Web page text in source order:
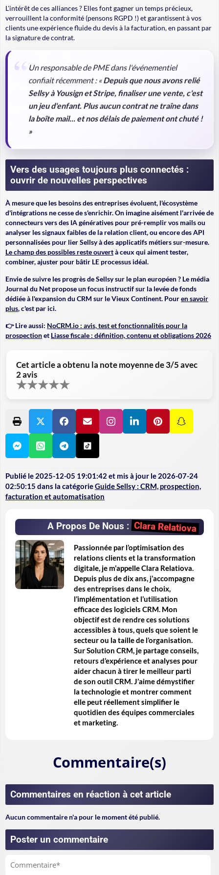
L'intérêt de ces alliances ? Elles font gagner un temps précieux,
verrouillent la conformité (pensons RGPD !) et garantissent à vos
clients une expérience fluide du devis à la facturation, en passant par
la signature de contrat.
Un responsable de PME dans l'événementiel
confiait récemment : «Depuis que nous avons relié
Sellsy à Yousign et Stripe, finaliser une vente, c'est
un jeu d'enfant. Plus aucun contrat ne traîne dans
la boîte mail... et nos délais de paiement ont chuté !
»
Vers des usages toujours plus connectés :
ouvrir de nouvelles perspectives
À mesure que les besoins des entreprises évoluent, l'écosystème
d'intégrations ne cesse de s'enrichir. On imagine aisément l'arrivée de
connecteurs vers des IA génératives pour pré-remplir vos mails ou
analyser les signaux faibles de la relation client, ou encore des API
personnalisées pour lier Sellsy à des applicatifs métiers sur-mesure.
Le champ des possibles reste ouvertà ceux qui aiment tester,
combiner, ajuster pour bâtir LE processus idéal.
Envie de suivre les progrès de Sellsy sur le plan européen ? Le média
Journal du Net propose un focus instructif sur la levée de fonds
dédiée à l'expansion du CRM sur le Vieux Continent. Pouren savoir
plus, c'est par ici.
👉 Lire aussi: NoCRM.io : avis, test et fonctionnalités pour la
prospectionet Liasse fiscale : définition, contenu et obligations 2026
Cet article a obtenu la note moyenne de3/5 avec
2avis
★★★★★
Publié le 2025-12-05 19:01:42 et mis à jour le 2026-07-24
02:50:15 dans la catégorieGuide Sellsy : CRM, prospection,
facturation et automatisation
A Propos De Nous :Clara Relatiova
Passionnée par l’optimisation des
relations clients et la transformation
digitale, je m’appelle Clara Relatiova.
Depuis plus de dix ans, j’accompagne
des entreprises dans le choix,
l’implémentation et l’utilisation
efficace des logiciels CRM. Mon
objectif est de rendre ces solutions
accessibles à tous, quels que soient le
secteur ou la taille de l’organisation.
Sur Solution CRM, je partage conseils,
retours d’expérience et analyses pour
aider chacun à tirer le meilleur parti
de son outil CRM. J’aime démystifier
la technologie et montrer comment
elle peut réellement simplifier le
quotidien des équipes commerciales
et marketing.
Commentaire(s)
Commentaires en réaction à cet article
Aucun commentaire n'a pour le moment été publié.
Poster un commentaire